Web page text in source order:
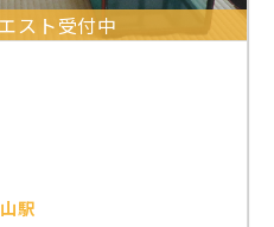
スト受付中
駅